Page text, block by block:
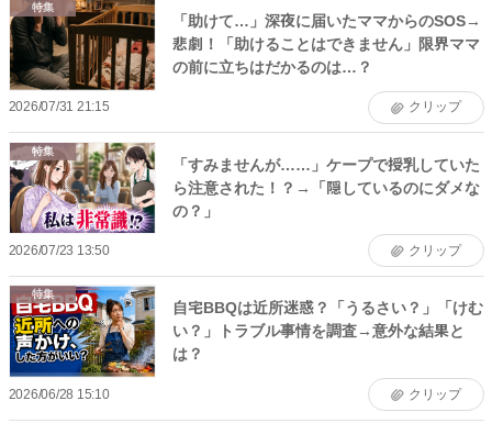
特集
「助けて…」深夜に届いたママからのSOS→
悲劇！「助けることはできません」限界ママ
の前に立ちはだかるのは…？
2026/07/31 21:15 クリップ
特集
「すみませんが……」ケープで授乳していた
ら注意された！？→「隠しているのにダメな
の？」
2026/07/23 13:50 クリップ
特集
自宅BBQは近所迷惑？「うるさい？」「けむ
い？」トラブル事情を調査→意外な結果と
は？
2026/06/28 15:10 クリップ